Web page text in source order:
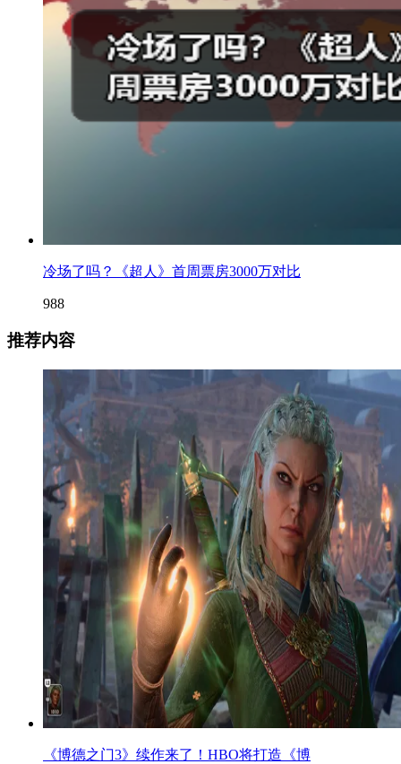
冷场了吗？《超人》首周票房3000万对比
988
推荐内容
《博德之门3》续作来了！HBO将打造《博